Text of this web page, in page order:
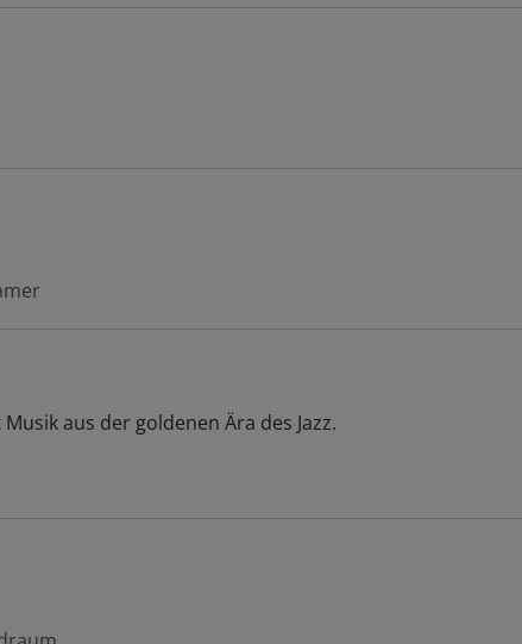
aus der goldenen Ära des Jazz.